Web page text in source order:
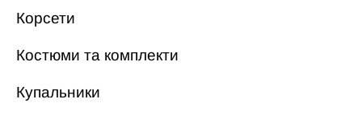
Корсети
Костюми та комплекти
Купальники